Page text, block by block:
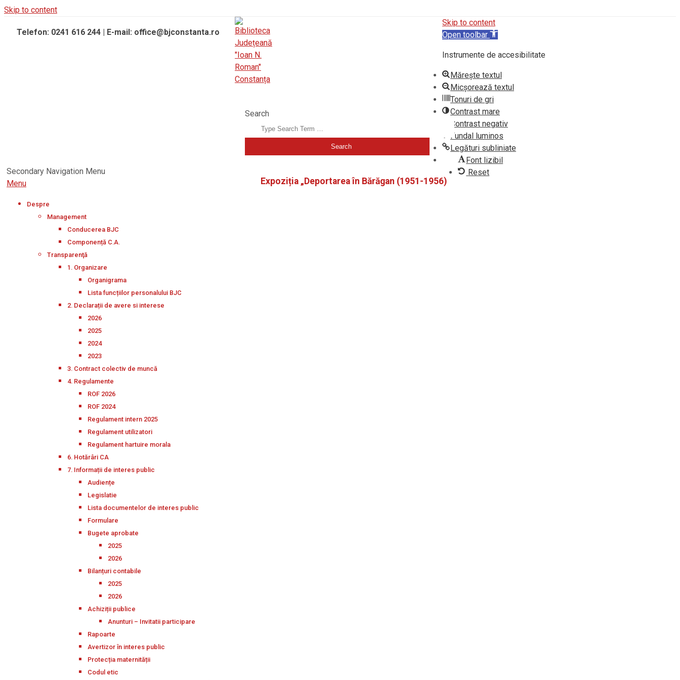
Skip to content
Telefon: 0241 616 244 | E-mail: office@bjconstanta.ro
BIBLIOTECA JUDEȚEANĂ "IOAN N. ROMAN" CONSTANȚA
Search
Secondary Navigation Menu
Menu
Despre
Management
Conducerea BJC
Componență C.A.
Transparenţă
1. Organizare
Organigrama
Lista funcțiilor personalului BJC
2. Declarații de avere si interese
2026
2025
2024
2023
3. Contract colectiv de muncă
4. Regulamente
ROF 2026
ROF 2024
Regulament intern 2025
Regulament utilizatori
Regulament hartuire morala
6. Hotărâri CA
7. Informații de interes public
Audiențe
Legislatie
Lista documentelor de interes public
Formulare
Bugete aprobate
2025
2026
Bilanțuri contabile
2025
2026
Achiziții publice
Anunturi – Invitatii participare
Rapoarte
Avertizor în interes public
Protecția maternității
Codul etic
Expoziția „Deportarea în Bărăgan (1951-1956)
Skip to content
Open toolbar
Instrumente de accesibilitate
Mărește textul
Micșorează textul
Tonuri de gri
Contrast mare
Contrast negativ
Fundal luminos
Legături subliniate
Font lizibil
Reset